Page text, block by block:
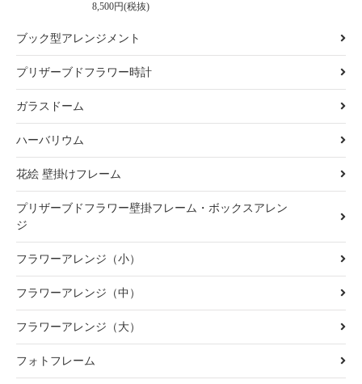
8,500円(税抜)
ブック型アレンジメント
プリザーブドフラワー時計
ガラスドーム
ハーバリウム
花絵 壁掛けフレーム
プリザーブドフラワー壁掛フレーム・ボックスアレン
ジ
フラワーアレンジ（小）
フラワーアレンジ（中）
フラワーアレンジ（大）
フォトフレーム